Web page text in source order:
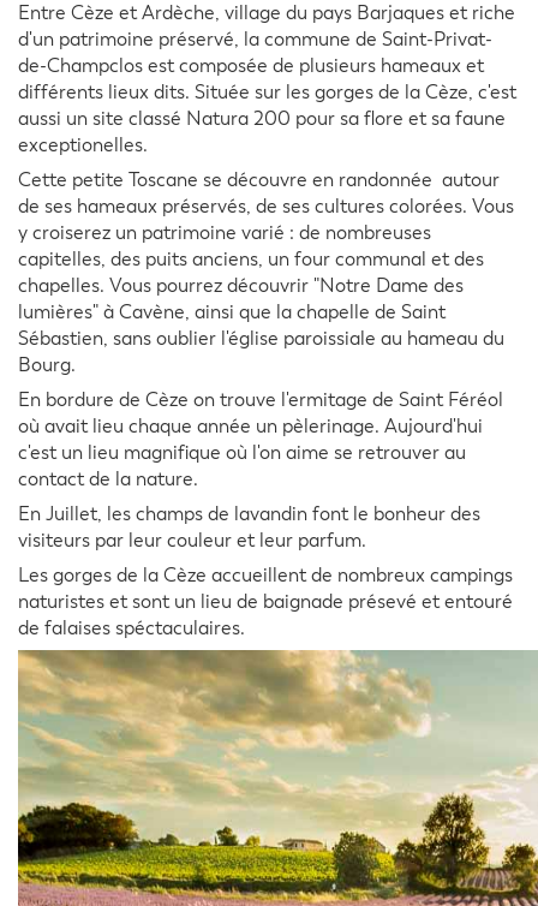
Entre Cèze et Ardèche, village du pays Barjaques et riche
d'un patrimoine préservé, la commune de Saint-Privat-
de-Champclos est composée de plusieurs hameaux et
différents lieux dits. Située sur les gorges de la Cèze, c'est
aussi un site classé Natura 200 pour sa flore et sa faune
exceptionelles.
Cette petite Toscane se découvre en randonnée autour
de ses hameaux préservés, de ses cultures colorées. Vous
y croiserez un patrimoine varié : de nombreuses
capitelles, des puits anciens, un four communal et des
chapelles. Vous pourrez découvrir "Notre Dame des
lumières" à Cavène, ainsi que la chapelle de Saint
Sébastien, sans oublier l'église paroissiale au hameau du
Bourg.
En bordure de Cèze on trouve l'ermitage de Saint Féréol
où avait lieu chaque année un pèlerinage. Aujourd'hui
c'est un lieu magnifique où l'on aime se retrouver au
contact de la nature.
En Juillet, les champs de lavandin font le bonheur des
visiteurs par leur couleur et leur parfum.
Les gorges de la Cèze accueillent de nombreux campings
naturistes et sont un lieu de baignade présevé et entouré
de falaises spéctaculaires.